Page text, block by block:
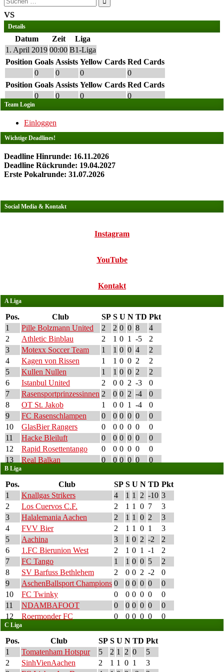
nach:
vs
Details
Datum Zeit
Liga
1. April 2019 00:00 B1-Liga
Position Goals Assists Yellow Cards Red Cards
0
0 0
0
Position Goals Assists Yellow Cards Red Cards
0
0 0 0
Team Login
Einloggen
Wichtige Deadlines!
Deadline Hinrunde: 16.11.2026
Deadline Rückrunde: 19.04.2027
Erste Pokalrunde: 31.07.2026
Social Media & Kontakt
Instagram
YouTube
Kontakt
A Liga
Pos. Club SP S U N TD Pkt
1
Pille Bolzmann United 2 2 0 0 8
4
2
Athletic Binblau 2 1 0 1 -5
2
3
Motexx Soccer Team 1 1 0 0 4
2
4
Kagen von Rissen 1 1 0 0 2
2
5
Kullen Nullen 1 1 0 0 2
2
6
Istanbul United 2 0 0 2 -3
0
7
Rasensportprinzessinnen 2 0 0 2 -4
0
8
OT St. Jakob 1 0 0 1 -4
0
9
FC Rasenschlampen 0 0 0 0 0
0
10
GlasBier Rangers 0 0 0 0 0
0
11
Hacke Bleiluft 0 0 0 0 0
0
12
Rapid Rosettentango 0 0 0 0 0
0
13
Real Balkan 0 0 0 0 0 0
B Liga
Pos. Club SP S U N TD Pkt
1
Knallgas Strikers 4 1 1 2 -10 3
2
Los Cuervos C.F. 2 1 1 0 7
3
3
Halalemania Aachen 2 1 1 0 2
3
4
FVV Bier 2 1 1 0 1
3
5
Aachina 3 1 0 2 -2
2
6
1.FC Bierunion West 2 1 0 1 -1
2
7
FC Tango 1 1 0 0 5
2
8
SV Barfuss Bethlehem 2 0 0 2 -2
0
9
AschenBallsport Champions 0 0 0 0 0
0
10
FC Twinky 0 0 0 0 0
0
11
NDAMBAFOOT 0 0 0 0 0
0
12
Roermonder FC 0 0 0 0 0 0
C Liga
Pos. Club SP S U N TD Pkt
1
Tomatenham Hotspur 5 2 1 2 0
5
2
SinhVienAachen 2 1 1 0 1
3